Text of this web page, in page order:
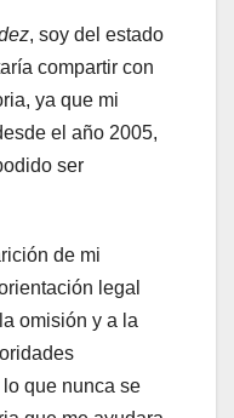
, soy del estado
compartir con
ya que mi
el año 2005,
ser
de mi
legal
omisión y a la
que nunca se